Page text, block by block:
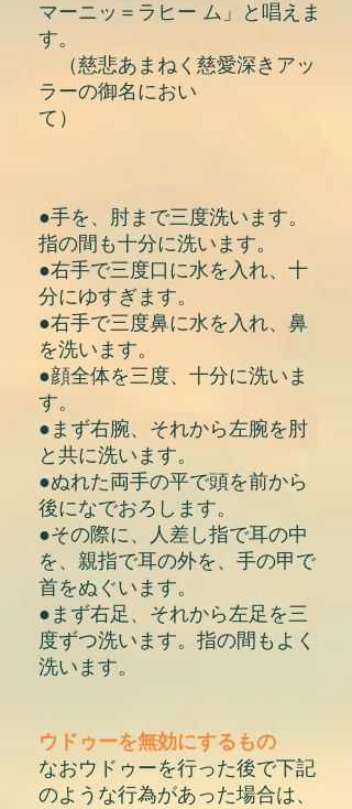
マーニッ＝ラヒー ム」と唱えま
す。
（慈悲あまねく慈愛深きアッ
ラーの御名におい
て）
●手を、肘まで三度洗います。
指の間も十分に洗います。
●右手で三度口に水を入れ、十
分にゆすぎます。
●右手で三度鼻に水を入れ、鼻
を洗います。
●顔全体を三度、十分に洗いま
す。
●まず右腕、それから左腕を肘
と共に洗います。
●ぬれた両手の平で頭を前から
後になでおろします。
●その際に、人差し指で耳の中
を、親指で耳の外を、手の甲で
首をぬぐいます。
●まず右足、それから左足を三
度ずつ洗います。指の間もよく
洗います。
ウドゥーを無効にするもの
なおウドゥーを行った後で下記
のような行為があった場合は、